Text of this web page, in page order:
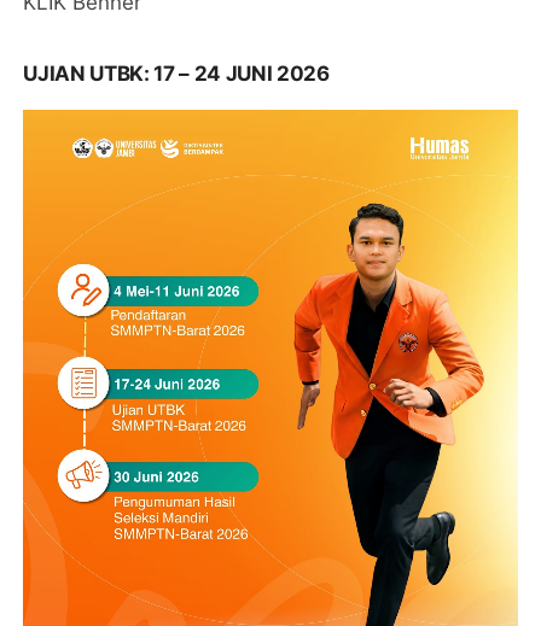
UJIAN UTBK: 17 – 24 JUNI 2026